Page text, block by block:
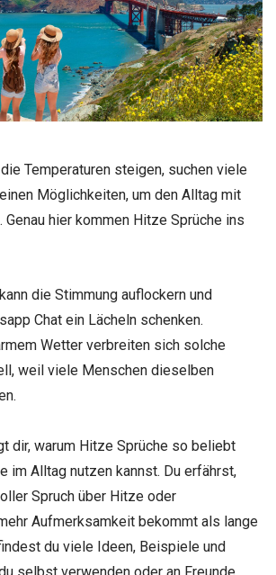
Temperaturen steigen, suchen viele
Möglichkeiten, um den Alltag mit
Genau hier kommen Hitze Sprüche ins
die Stimmung auflockern und
Chat ein Lächeln schenken.
Wetter verbreiten sich solche
weil viele Menschen dieselben
dir, warum Hitze Sprüche so beliebt
im Alltag nutzen kannst. Du erfährst,
Spruch über Hitze oder
Aufmerksamkeit bekommt als lange
du viele Ideen, Beispiele und
selbst verwenden oder an Freunde